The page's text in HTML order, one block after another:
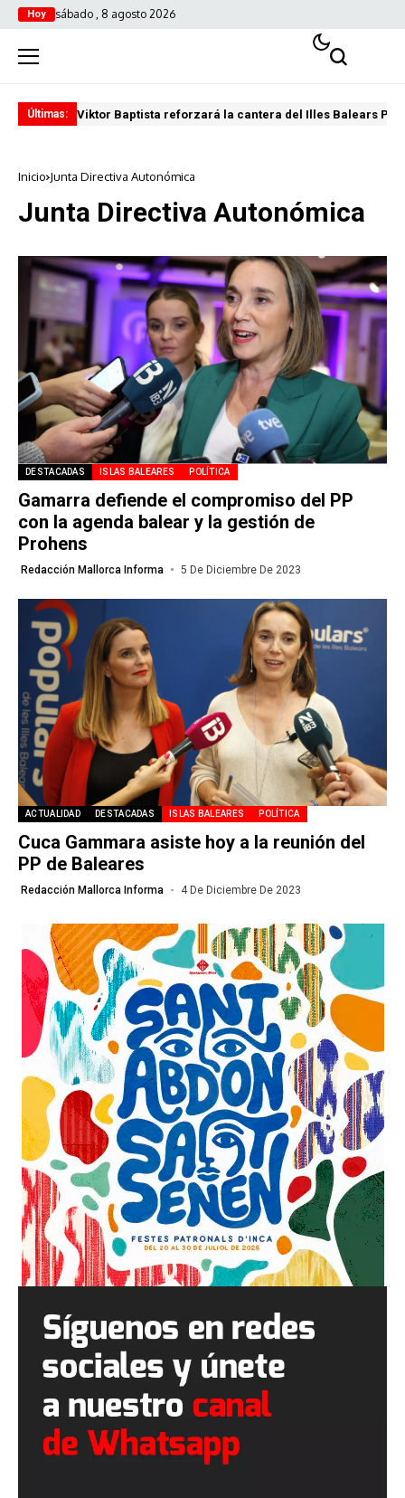
Hoy sábado , 8 agosto 2026
Últimas: Viktor Baptista reforzará la cantera del Illes Balears
Inicio Junta Directiva Autonómica
Junta Directiva Autonómica
DESTACADAS ISLAS BALEARES POLÍTICA
Gamarra defiende el compromiso del PP
con la agenda balear y la gestión de
Prohens
Redacción Mallorca Informa 5 De Diciembre De 2023
ACTUALIDAD DESTACADAS ISLAS BALEARES POLÍTICA
Cuca Gammara asiste hoy a la reunión del
PP de Baleares
Redacción Mallorca Informa 4 De Diciembre De 2023